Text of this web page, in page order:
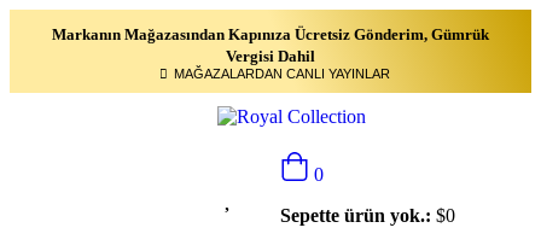
Markanın Mağazasından Kapınıza Ücretsiz Gönderim, Gümrük
Vergisi Dahil
MAĞAZALARDAN CANLI YAYINLAR
0
Sepette ürün yok.: $0